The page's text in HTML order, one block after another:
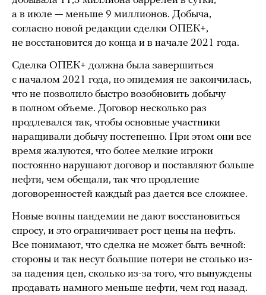
а в июле — меньше 9 миллионов. Добыча,
согласно новой редакции сделки ОПЕК+,
не восстановится до конца и в начале 2021 года.
Сделка ОПЕК+ должна была завершиться
с началом 2021 года, но эпидемия не закончилась,
что не позволило быстро возобновить добычу
в полном объеме. Договор несколько раз
продлевался так, чтобы основные участники
наращивали добычу постепенно. При этом они все
время жалуются, что более мелкие игроки
постоянно нарушают договор и поставляют больше
нефти, чем обещали, так что продление
договоренностей каждый раз дается все сложнее.
Новые волны пандемии не дают восстановиться
спросу, и это ограничивает рост цены на нефть.
Все понимают, что сделка не может быть вечной:
стороны и так несут большие потери не столько из-
за падения цен, сколько из-за того, что вынуждены
продавать намного меньше нефти, чем год назад.